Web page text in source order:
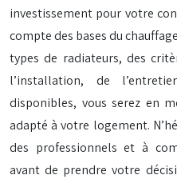
investissement pour votre
compte des bases du
types de radiateurs, des
l’installation, de
disponibles, vous serez en
adapté à votre logement.
des professionnels et à
avant de prendre votre